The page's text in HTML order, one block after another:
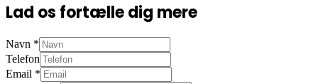
Lad os fortælle dig mere
Navn *
Telefon
Email *